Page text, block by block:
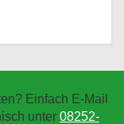
Einfach E-Mail
unter 08252-